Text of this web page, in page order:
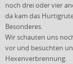
noch drei oder vier
da kam das
Besonderes.
Wir schauten uns
vor und besuchten
Hexenverbrennung.